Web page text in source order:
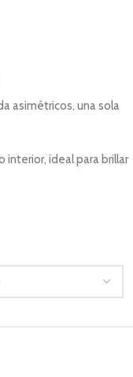
asimétricos, una sola
ideal para brillar